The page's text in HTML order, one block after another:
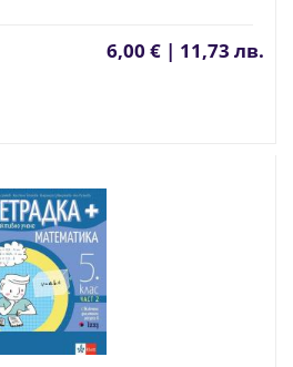
6,00 € | 11,73 лв.